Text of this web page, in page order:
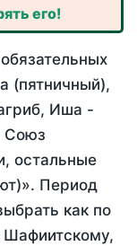
его!
(пятничный),
Иша -
Союз
остальные
Период
как по
Шафиитскому,